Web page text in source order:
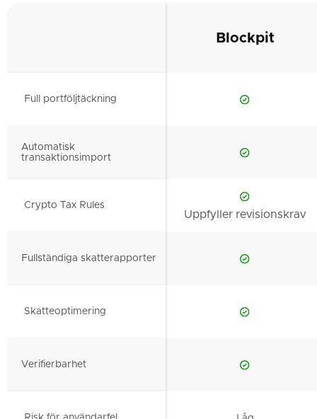
Blockpit
Full portföljtäckning
Automatisk
transaktionsimport
Crypto Tax Rules
Uppfyller revisionskrav
Fullständiga skatterapporter
Skatteoptimering
Verifierbarhet